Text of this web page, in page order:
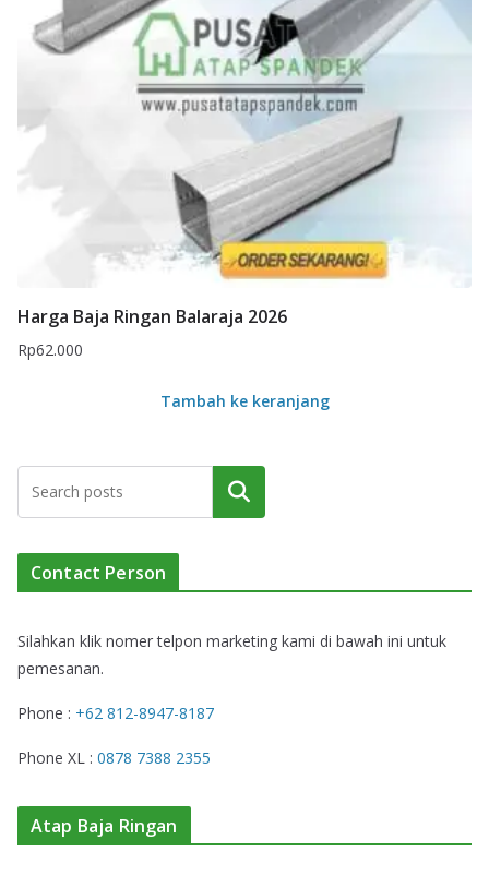
Harga Baja Ringan Balaraja 2026
Rp62.000
Tambah ke keranjang
Cari
Contact Person
Silahkan klik nomer telpon marketing kami di bawah ini untuk
pemesanan.
Phone : +62 812-8947-8187
Phone XL : 0878 7388 2355
Atap Baja Ringan